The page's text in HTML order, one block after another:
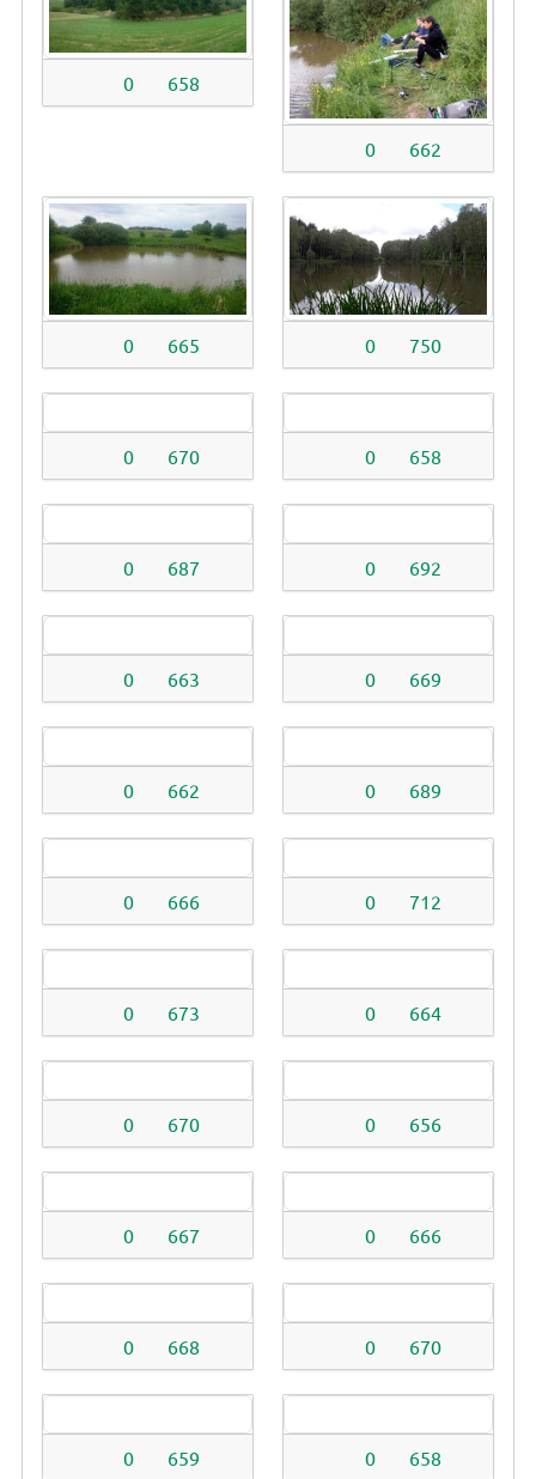
0 658
0 662
0 665 0 750
0 670 0 658
0 687 0 692
0 663 0 669
0 662 0 689
0 666 0 712
0 673 0 664
0 670 0 656
0 667 0 666
0 668 0 670
0 659 0 658